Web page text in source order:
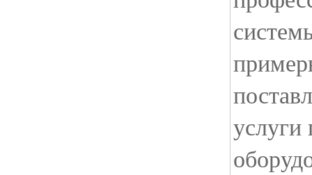
услуги